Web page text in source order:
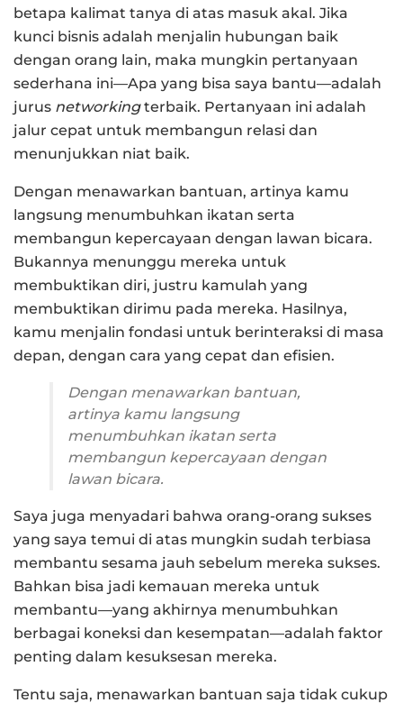
betapa kalimat tanya di atas masuk akal. Jika
kunci bisnis adalah menjalin hubungan baik
dengan orang lain, maka mungkin pertanyaan
sederhana ini—Apa yang bisa saya bantu—adalah
jurus networkingterbaik. Pertanyaan ini adalah
jalur cepat untuk membangun relasi dan
menunjukkan niat baik.
Dengan menawarkan bantuan, artinya kamu
langsung menumbuhkan ikatan serta
membangun kepercayaan dengan lawan bicara.
Bukannya menunggu mereka untuk
membuktikan diri, justru kamulah yang
membuktikan dirimu pada mereka. Hasilnya,
kamu menjalin fondasi untuk berinteraksi di masa
depan, dengan cara yang cepat dan efisien.
Dengan menawarkan bantuan,
artinya kamu langsung
menumbuhkan ikatan serta
membangun kepercayaan dengan
lawan bicara.
Saya juga menyadari bahwa orang-orang sukses
yang saya temui di atas mungkin sudah terbiasa
membantu sesama jauh sebelum mereka sukses.
Bahkan bisa jadi kemauan mereka untuk
membantu—yang akhirnya menumbuhkan
berbagai koneksi dan kesempatan—adalah faktor
penting dalam kesuksesan mereka.
Tentu saja, menawarkan bantuan saja tidak cukup